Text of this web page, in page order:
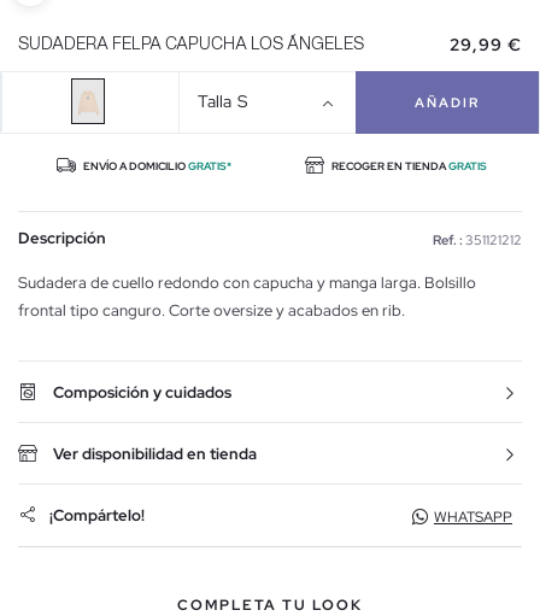
SUDADERA FELPA CAPUCHA LOS ÁNGELES 29,99 €
Talla S AÑADIR
ENVÍO A DOMICILIOGRATIS* RECOGER EN TIENDAGRATIS
Descripción Ref. : 351121212
Sudadera de cuello redondo con capucha y manga larga. Bolsillo
frontal tipo canguro. Corte oversize y acabados en rib.
Composición y cuidados
Ver disponibilidad en tienda
¡Compártelo! WHATSAPP
COMPLETA TU LOOK